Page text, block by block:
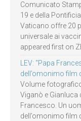
Comunicato
19 e della
Vaticano offre 20
universale ai
appeared first on
LEV: “Papa
dell’omonimo film
Volume
Viganò e Gianluca
Francesco. Un
dell’omonimo film